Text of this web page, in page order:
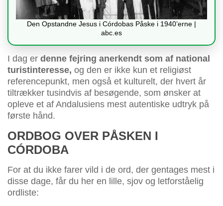
Den Opstandne Jesus i Córdobas Påske i 1940’erne |
abc.es
I dag er denne fejring anerkendt som af national
turistinteresse, og den er ikke kun et religiøst
referencepunkt, men også et kulturelt, der hvert år
tiltrækker tusindvis af besøgende, som ønsker at
opleve et af Andalusiens mest autentiske udtryk på
første hånd.
ORDBOG OVER PÅSKEN I
CÓRDOBA
For at du ikke farer vild i de ord, der gentages mest i
disse dage, får du her en lille, sjov og letforståelig
ordliste: